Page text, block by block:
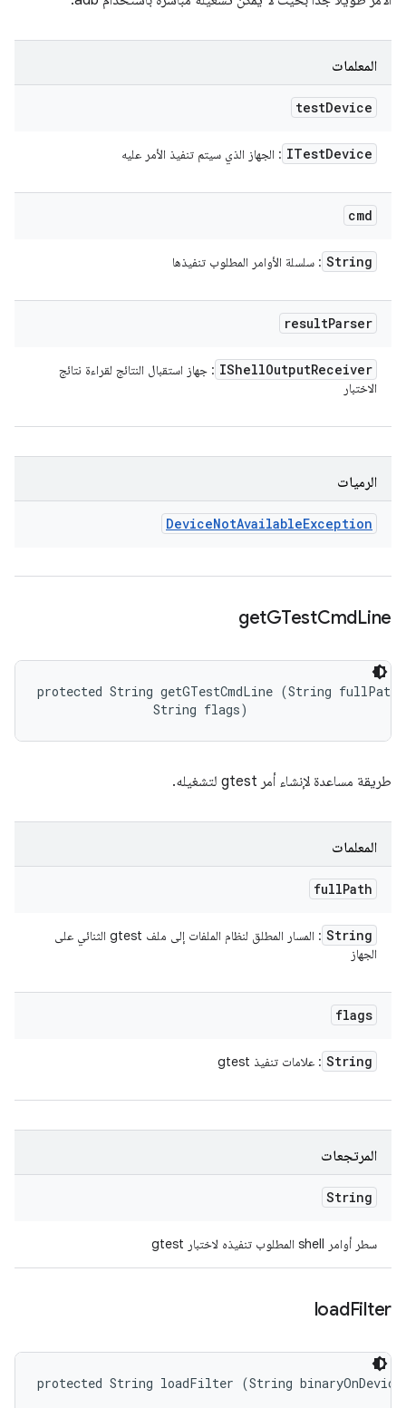
المعلمات
testDevice
ITestDevice : الجهاز الذي سيتم تنفيذ الأمر عليه
cmd
String : سلسلة الأوامر المطلوب تنفيذها
resultParser
IShellOutputReceiver
: جهاز استقبال النتائج لقراءة نتائج
الاختبار
الرميات
DeviceNotAvailableException
getGTestCmdLine
protected String getGTestCmdLine (String
                String flags)
طريقة مساعدة لإنشاء أمر gtest لتشغيله.
المعلمات
fullPath
String
: المسار المطلق لنظام الملفات إلى ملف gtest الثنائي على
الجهاز
flags
String : علامات تنفيذ gtest
المرتجعات
String
سطر أوامر shell المطلوب تنفيذه لاختبار gtest
loadFilter
protected String loadFilter (String